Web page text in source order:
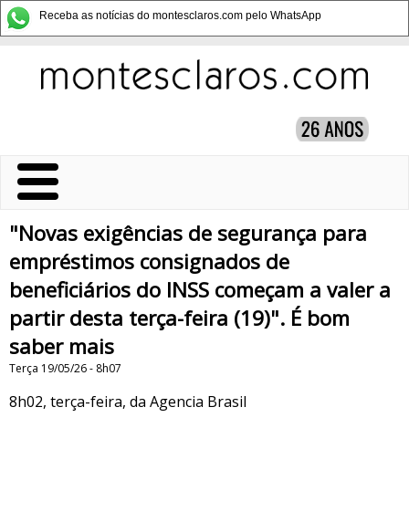
Receba as notícias do montesclaros.com pelo WhatsApp
"Novas exigências de segurança para
empréstimos consignados de
beneficiários do INSS começam a valer a
partir desta terça-feira (19)". É bom
saber mais
Terça 19/05/26 - 8h07
8h02, terça-feira, da Agencia Brasil